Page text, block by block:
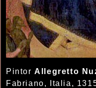
PintorAllegretto
Fabriano, Italia,